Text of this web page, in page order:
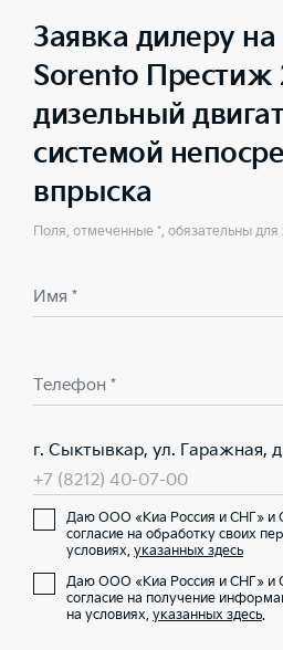
Заявка дилеру
Sorento Престиж
дизельный
системой
впрыска
Поля, отмеченные *, обязательны для
Имя *
Телефон *
г. Сыктывкар, ул. Гаражная,
+7 (8212) 40-07-00
Даю ООО «Киа Россия и СНГ» и
согласие на обработку своих
условиях, указанных здесь
Даю ООО «Киа Россия и СНГ» и
согласие на получение
на условиях, указанных здесь.